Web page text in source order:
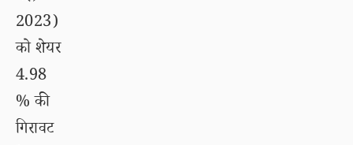
2023)
को शेयर
4.98
% की
गिरावट